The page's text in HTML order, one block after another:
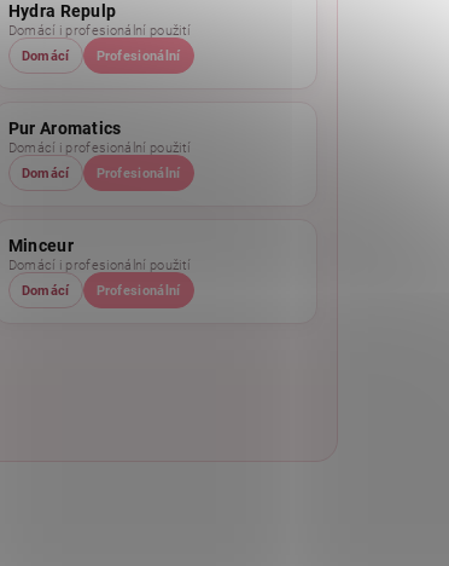
Hydra Repulp
Domácí i profesionální použití
Domácí
Profesionální
Pur Aromatics
Domácí i profesionální použití
Domácí
Profesionální
Minceur
Domácí i profesionální použití
Domácí
Profesionální